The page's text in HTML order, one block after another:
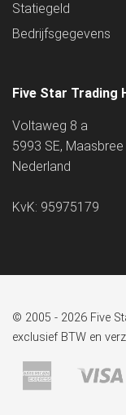
Statiegeld
Bedrijfsgegevens
Five Star Trading
Voltaweg 8 a
5993 SE, Maasbree
Nederland
KvK: 95975179
© 2005 - 2026 Five
exclusief BTW en